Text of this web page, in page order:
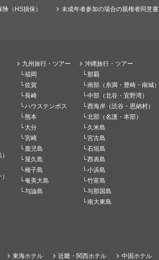
（HS損保） 未成年者参加の場合の親権者同意書
九州旅行・ツアー
福岡
佐賀
長崎
ハウステンボス
熊本
大分
宮崎
鹿児島
屋久島
種子島
奄美大島
与論島
沖縄旅行・ツアー
那覇
南部（糸満・豊崎・南城）
中部（北谷・宜野湾）
西海岸（読谷・恩納村）
北部（名護・本部）
久米島
宮古島
石垣島
西表島
小浜島
竹富島
与那国島
南大東島
東海ホテル 近畿・関西ホテル 中国ホテル